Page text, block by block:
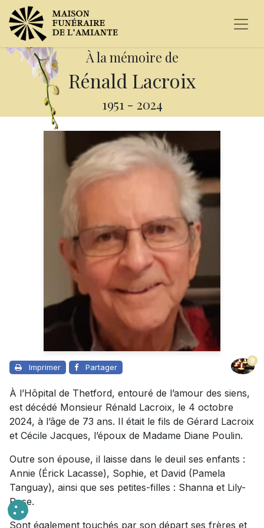
À la mémoire de
Rénald Lacroix
1951 - 2024
Imprimer Partager
9
À l’Hôpital de Thetford, entouré de l’amour des siens,
est décédé Monsieur Rénald Lacroix, le 4 octobre
2024, à l’âge de 73 ans. Il était le fils de Gérard Lacroix
et Cécile Jacques, l’époux de Madame Diane Poulin.
Outre son épouse, il laisse dans le deuil ses enfants :
Annie (Érick Lacasse), Sophie, et David (Pamela
Tanguay), ainsi que ses petites-filles : Shanna et Lily-
Rose.
Sont également touchés par son départ ses frères et